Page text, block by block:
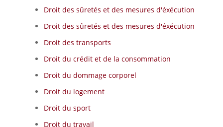
Droit des sûretés et des mesures d'éxécution
Droit des sûretés et des mesures d'éxécution
Droit des transports
Droit du crédit et de la consommation
Droit du dommage corporel
Droit du logement
Droit du sport
Droit du travail